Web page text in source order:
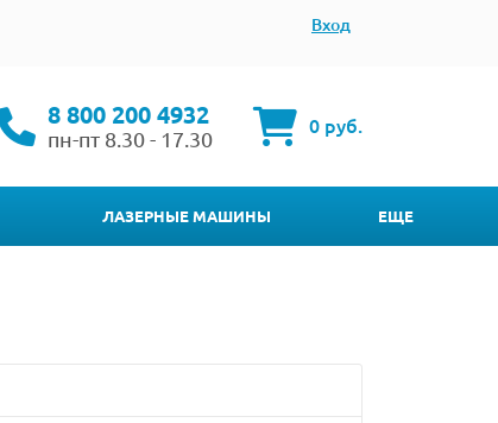
Вход
8 800 200 4932
пн-пт 8.30 - 17.30
0 руб.
ЛАЗЕРНЫЕ МАШИНЫ ЕЩЕ